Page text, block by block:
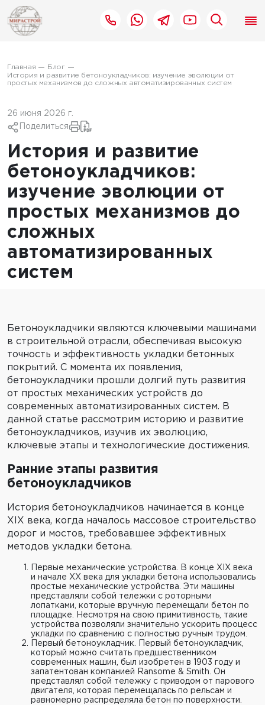
Главная
Блог
История и развитие бетоноукладчиков: изучение эволюции от
простых механизмов до сложных автоматизированных систем
26 июня 2026 г.
Поделиться
История и развитие
бетоноукладчиков:
изучение эволюции от
простых механизмов до
сложных
автоматизированных
систем
Бетоноукладчики являются ключевыми машинами
в строительной отрасли, обеспечивая высокую
точность и эффективность укладки бетонных
покрытий. С момента их появления,
бетоноукладчики прошли долгий путь развития
от простых механических устройств до
современных автоматизированных систем. В
данной статье рассмотрим историю и развитие
бетоноукладчиков, изучив их эволюцию,
ключевые этапы и технологические достижения.
Ранние этапы развития
бетоноукладчиков
История бетоноукладчиков начинается в конце
XIX века, когда началось массовое строительство
дорог и мостов, требовавшее эффективных
методов укладки бетона.
Первые механические устройства. В конце XIX века
и начале XX века для укладки бетона использовались
простые механические устройства. Эти машины
представляли собой тележки с роторными
лопатками, которые вручную перемещали бетон по
площадке. Несмотря на свою примитивность, такие
устройства позволяли значительно ускорить процесс
укладки по сравнению с полностью ручным трудом.
Первый бетоноукладчик. Первый бетоноукладчик,
который можно считать предшественником
современных машин, был изобретен в 1903 году и
запатентован компанией Ransome & Smith. Он
представлял собой тележку с приводом от парового
двигателя, которая перемещалась по рельсам и
равномерно распределяла бетон по поверхности.